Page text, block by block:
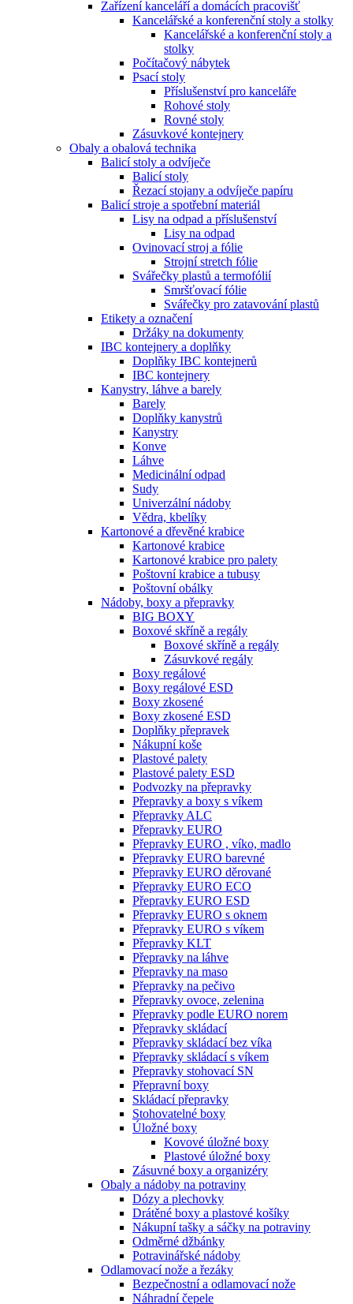
Zařízení kanceláří a domácích pracovišť
Kancelářské a konferenční stoly a stolky
Kancelářské a konferenční stoly a
stolky
Počítačový nábytek
Psací stoly
Příslušenství pro kanceláře
Rohové stoly
Rovné stoly
Zásuvkové kontejnery
Obaly a obalová technika
Balicí stoly a odvíječe
Balicí stoly
Řezací stojany a odvíječe papíru
Balicí stroje a spotřební materiál
Lisy na odpad a příslušenství
Lisy na odpad
Ovinovací stroj a fólie
Strojní stretch fólie
Svářečky plastů a termofólií
Smršťovací fólie
Svářečky pro zatavování plastů
Etikety a označení
Držáky na dokumenty
IBC kontejnery a doplňky
Doplňky IBC kontejnerů
IBC kontejnery
Kanystry, láhve a barely
Barely
Doplňky kanystrů
Kanystry
Konve
Láhve
Medicinální odpad
Sudy
Univerzální nádoby
Vědra, kbelíky
Kartonové a dřevěné krabice
Kartonové krabice
Kartonové krabice pro palety
Poštovní krabice a tubusy
Poštovní obálky
Nádoby, boxy a přepravky
BIG BOXY
Boxové skříně a regály
Boxové skříně a regály
Zásuvkové regály
Boxy regálové
Boxy regálové ESD
Boxy zkosené
Boxy zkosené ESD
Doplňky přepravek
Nákupní koše
Plastové palety
Plastové palety ESD
Podvozky na přepravky
Přepravky a boxy s víkem
Přepravky ALC
Přepravky EURO
Přepravky EURO , víko, madlo
Přepravky EURO barevné
Přepravky EURO děrované
Přepravky EURO ECO
Přepravky EURO ESD
Přepravky EURO s oknem
Přepravky EURO s víkem
Přepravky KLT
Přepravky na láhve
Přepravky na maso
Přepravky na pečivo
Přepravky ovoce, zelenina
Přepravky podle EURO norem
Přepravky skládací
Přepravky skládací bez víka
Přepravky skládací s víkem
Přepravky stohovací SN
Přepravní boxy
Skládací přepravky
Stohovatelné boxy
Úložné boxy
Kovové úložné boxy
Plastové úložné boxy
Zásuvné boxy a organizéry
Obaly a nádoby na potraviny
Dózy a plechovky
Drátěné boxy a plastové košíky
Nákupní tašky a sáčky na potraviny
Odměrné džbánky
Potravinářské nádoby
Odlamovací nože a řezáky
Bezpečnostní a odlamovací nože
Náhradní čepele